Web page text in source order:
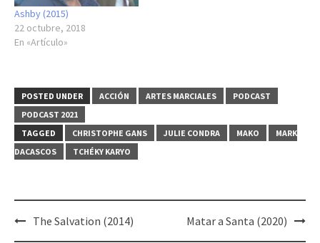
Ashby (2015)
22 octubre, 2018
En «Artículo»
POSTED UNDER ACCIÓN ARTES MARCIALES
PODCAST
PODCAST 2021
TAGGED
CHRISTOPHE GANS JULIE CONDRA MAKO
MARK
DACASCOS
TCHÉKY KARYO
PostThe Salvation (2014) Matar a Santa (2020)